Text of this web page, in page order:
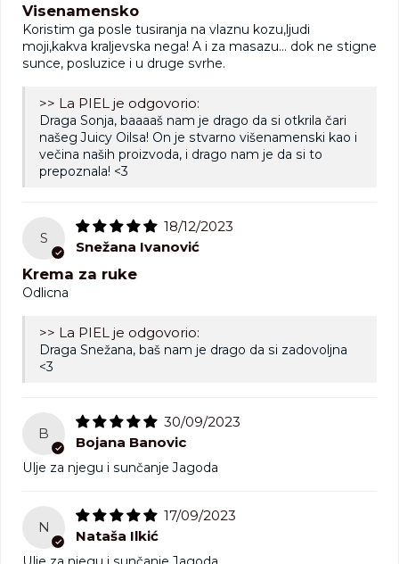
Visenamensko
Koristim ga posle tusiranja na vlaznu kozu,ljudi
moji,kakva kraljevska nega! A i za masazu… dok ne stigne
sunce, posluzice i u druge svrhe.
>> La PIEL je odgovorio:
Draga Sonja, baaaaš nam je drago da si otkrila čari
našeg Juicy Oilsa! On je stvarno višenamenski kao i
večina naših proizvoda, i drago nam je da si to
prepoznala! <3
S
18/12/2023
Snežana Ivanović
Krema za ruke
Odlicna
>> La PIEL je odgovorio:
Draga Snežana, baš nam je drago da si zadovoljna
<3
B
30/09/2023
Bojana Banovic
Ulje za njegu i sunčanje Jagoda
N
17/09/2023
Nataša Ilkić